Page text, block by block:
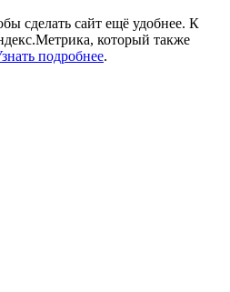
сделать сайт ещё удобнее. К
который также
подробнее.